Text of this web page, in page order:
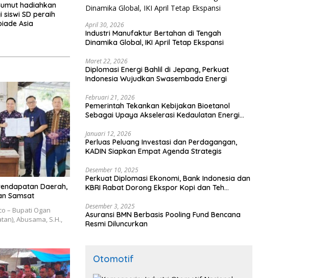
hadiahkan
siswi SD peraih
Asia
Daerah,
Samsat
– Bupati Ogan
Abusama, S.H.,
April 30, 2026
Industri Manufaktur Bertahan di Tengah
Dinamika Global, IKI April Tetap Ekspansi
Maret 22, 2026
Diplomasi Energi Bahlil di Jepang, Perkuat
Indonesia Wujudkan Swasembada Energi
Februari 21, 2026
Pemerintah Tekankan Kebijakan Bioetanol
Sebagai Upaya Akselerasi Kedaulatan Energi
Januari 12, 2026
Perluas Peluang Investasi dan Perdagangan,
KADIN Siapkan Empat Agenda Strategis
Desember 10, 2025
Perkuat Diplomasi Ekonomi, Bank Indonesia dan
KBRI Rabat Dorong Ekspor Kopi dan Teh
Desember 3, 2025
Asuransi BMN Berbasis Pooling Fund Bencana
Resmi Diluncurkan
Otomotif